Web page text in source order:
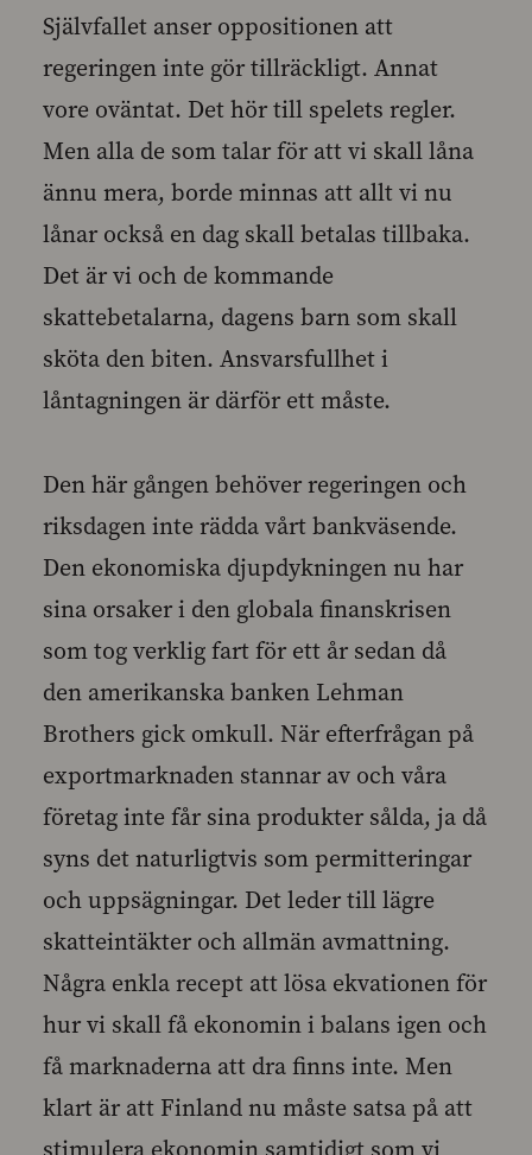
Självfallet anser oppositionen att
regeringen inte gör tillräckligt. Annat
vore oväntat. Det hör till spelets regler.
Men alla de som talar för att vi skall låna
ännu mera, borde minnas att allt vi nu
lånar också en dag skall betalas tillbaka.
Det är vi och de kommande
skattebetalarna, dagens barn som skall
sköta den biten. Ansvarsfullhet i
låntagningen är därför ett måste.
Den här gången behöver regeringen och
riksdagen inte rädda vårt bankväsende.
Den ekonomiska djupdykningen nu har
sina orsaker i den globala finanskrisen
som tog verklig fart för ett år sedan då
den amerikanska banken Lehman
Brothers gick omkull. När efterfrågan på
exportmarknaden stannar av och våra
företag inte får sina produkter sålda, ja då
syns det naturligtvis som permitteringar
och uppsägningar. Det leder till lägre
skatteintäkter och allmän avmattning.
Några enkla recept att lösa ekvationen för
hur vi skall få ekonomin i balans igen och
få marknaderna att dra finns inte. Men
klart är att Finland nu måste satsa på att